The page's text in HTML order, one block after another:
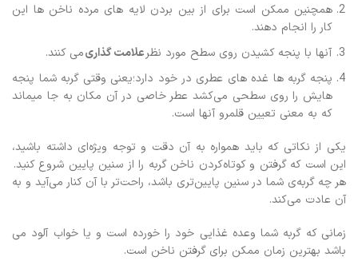
همچنین ممکن است برای از بین بردن لایه های مرده ناخن ها این
کار را انجام دهند.
آنها با پنجه کشیدن روی سطح مورد نظرعلامت گذاریمی کنند.
پنجه گربه ها غده های عطری در خود دارد؛یعنی وقتی گربه شما پنجه
هایش را روی سطحی می‌کشد عطر خاصی در آن مکان به جا میماند
که به معنی تعیین قلمرو آنها است.
یکی از نکاتی که باید همواره به آن دقت و توجه ویژه‌ای داشته باشید،
این است که گرفتن و کوتاه‌کردن ناخن گربه را از سنین پایین شروع کنید.
هر چه گربه‌ی شما در سنین پایین‌تری باشد، راحت‌تر با آن کنار می‌آید و به
آن عادت می‌کند.
زمانی که گربه شما وعده غذایی خود را خورده است و یا خواب آلود می
باشد بهترین زمان ممکن برای گرفتن ناخن است.